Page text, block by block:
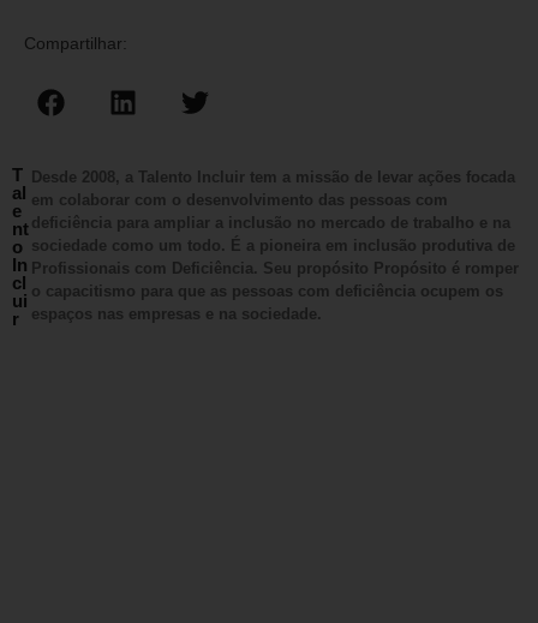
Compartilhar:
T
al
e
nt
o
In
cl
ui
r
Desde 2008, a Talento Incluir tem a missão de levar ações focada
em colaborar com o desenvolvimento das pessoas com
deficiência para ampliar a inclusão no mercado de trabalho e na
sociedade como um todo. É a pioneira em inclusão produtiva de
Profissionais com Deficiência. Seu propósito Propósito é romper
o capacitismo para que as pessoas com deficiência ocupem os
espaços nas empresas e na sociedade.